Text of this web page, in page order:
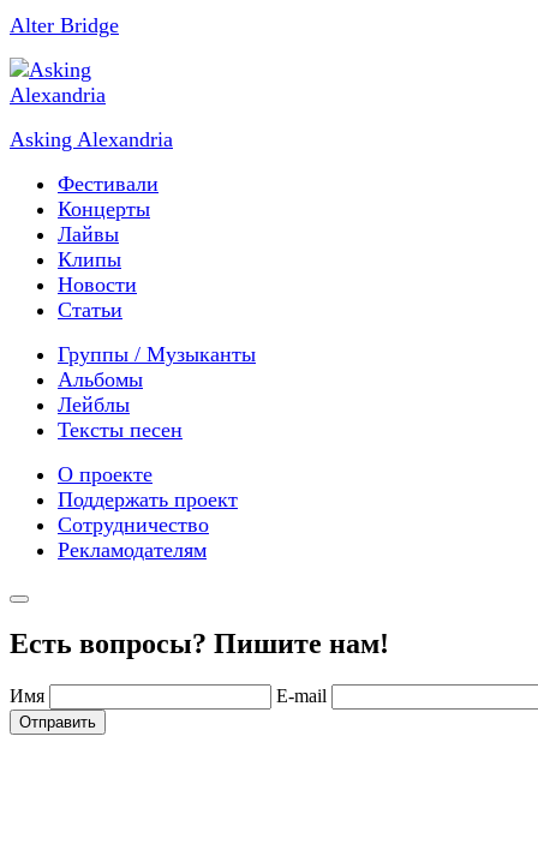
Alter Bridge
Asking Alexandria
Фестивали
Концерты
Лайвы
Клипы
Новости
Статьи
Группы / Музыканты
Альбомы
Лейблы
Тексты песен
О проекте
Поддержать проект
Сотрудничество
Рекламодателям
Есть вопросы? Пишите нам!
Имя E-mail